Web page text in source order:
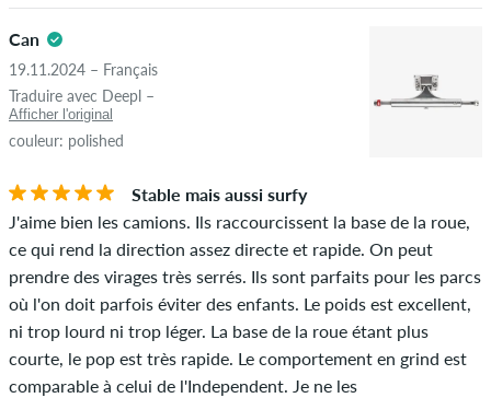
Can
19.11.2024 – Français
Traduire avec Deepl –
Afficher l'original
couleur: polished
Stable mais aussi surfy
J'aime bien les camions. Ils raccourcissent la base de la roue,
ce qui rend la direction assez directe et rapide. On peut
prendre des virages très serrés. Ils sont parfaits pour les parcs
où l'on doit parfois éviter des enfants. Le poids est excellent,
ni trop lourd ni trop léger. La base de la roue étant plus
courte, le pop est très rapide. Le comportement en grind est
comparable à celui de l'Independent. Je ne les